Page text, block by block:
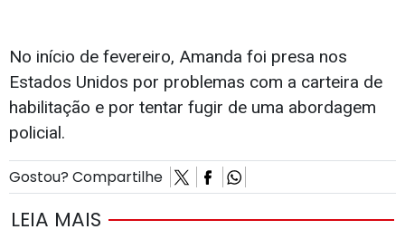
No início de fevereiro, Amanda foi presa nos
Estados Unidos por problemas com a carteira de
habilitação e por tentar fugir de uma abordagem
policial.
Gostou? Compartilhe
LEIA MAIS